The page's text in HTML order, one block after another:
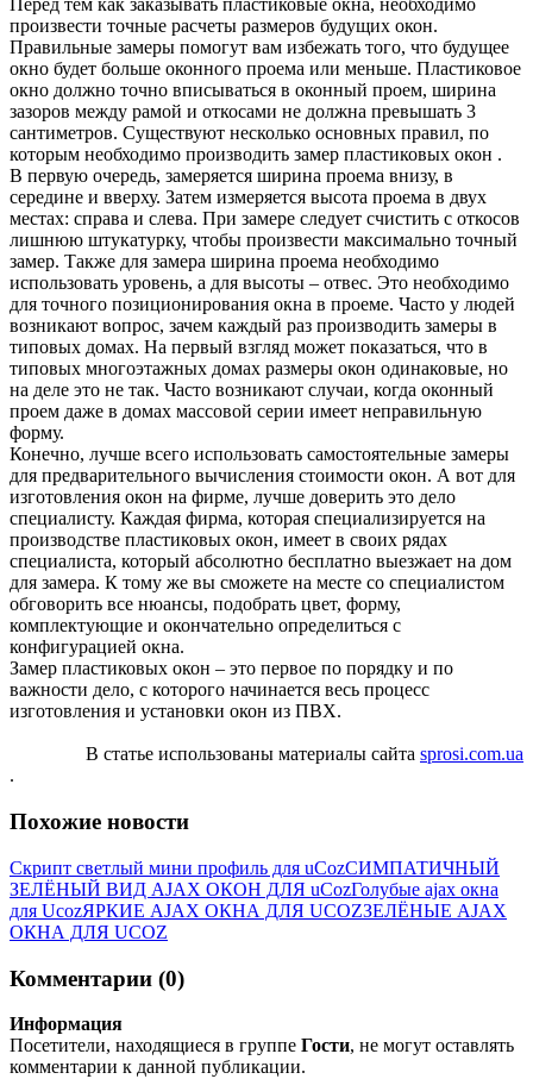
Перед тем как заказывать пластиковые окна, необходимо
произвести точные расчеты размеров будущих окон.
Правильные замеры помогут вам избежать того, что будущее
окно будет больше оконного проема или меньше. Пластиковое
окно должно точно вписываться в оконный проем, ширина
зазоров между рамой и откосами не должна превышать 3
сантиметров. Существуют несколько основных правил, по
которым необходимо производить замер пластиковых окон .
В первую очередь, замеряется ширина проема внизу, в
середине и вверху. Затем измеряется высота проема в двух
местах: справа и слева. При замере следует счистить с откосов
лишнюю штукатурку, чтобы произвести максимально точный
замер. Также для замера ширина проема необходимо
использовать уровень, а для высоты – отвес. Это необходимо
для точного позиционирования окна в проеме. Часто у людей
возникают вопрос, зачем каждый раз производить замеры в
типовых домах. На первый взгляд может показаться, что в
типовых многоэтажных домах размеры окон одинаковые, но
на деле это не так. Часто возникают случаи, когда оконный
проем даже в домах массовой серии имеет неправильную
форму.
Конечно, лучше всего использовать самостоятельные замеры
для предварительного вычисления стоимости окон. А вот для
изготовления окон на фирме, лучше доверить это дело
специалисту. Каждая фирма, которая специализируется на
производстве пластиковых окон, имеет в своих рядах
специалиста, который абсолютно бесплатно выезжает на дом
для замера. К тому же вы сможете на месте со специалистом
обговорить все нюансы, подобрать цвет, форму,
комплектующие и окончательно определиться с
конфигурацией окна.
Замер пластиковых окон – это первое по порядку и по
важности дело, с которого начинается весь процесс
изготовления и установки окон из ПВХ.
В статье использованы материалы сайта sprosi.com.ua
.
Похожие новости
Скрипт светлый мини профиль для uCozСИМПАТИЧНЫЙ
ЗЕЛЁНЫЙ ВИД AJAX ОКОН ДЛЯ uCozГолубые ajax окна
для UcozЯРКИЕ AJAX ОКНА ДЛЯ UCOZЗЕЛЁНЫЕ AJAX
ОКНА ДЛЯ UCOZ
Комментарии (0)
Информация
Посетители, находящиеся в группе Гости, не могут оставлять
комментарии к данной публикации.